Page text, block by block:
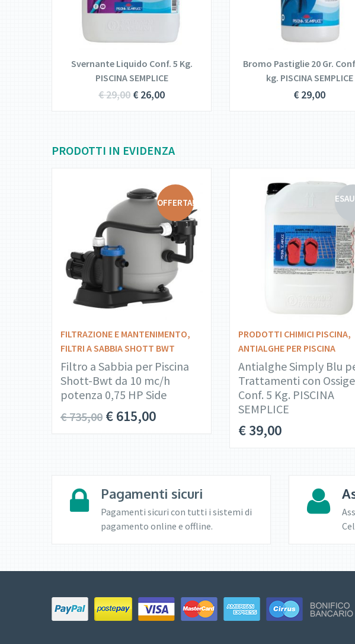
CARRELLO
Svernante Liquido Conf. 5 Kg.
PISCINA SEMPLICE
€29,00 € 26,00
AGGIUNGI AL
CARRELLO
Bromo Pastiglie 20 Gr.
kg. PISCINA SEMPLICE
€ 29,00
PRODOTTI IN EVIDENZA
OFFERTA!
DETTAGLI
AGGIUNGI AL
CARRELLO
FILTRAZIONE E MANTENIMENTO,
FILTRI A SABBIA SHOTT BWT
Filtro a Sabbia per Piscina
Shott-Bwt da 10 mc/h
potenza 0,75 HP Side
€735,00 €615,00
DETTAGLI
PRODOTTI CHIMICI PISCINA,
ANTIALGHE PER PISCINA
Antialghe Simply Blu
Trattamenti con
Conf. 5 Kg. PISCINA
SEMPLICE
€39,00
Pagamenti sicuri
Pagamenti sicuri con tutti i sistemi di
pagamento online e offline.